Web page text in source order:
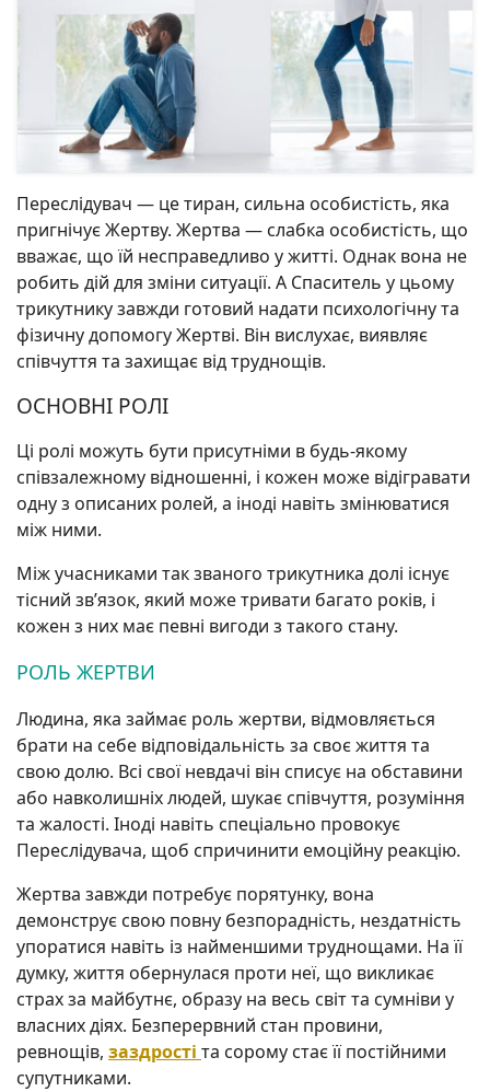
Переслідувач — це тиран, сильна особистість, яка
пригнічує Жертву. Жертва — слабка особистість, що
вважає, що їй несправедливо у житті. Однак вона не
робить дій для зміни ситуації. А Спаситель у цьому
трикутнику завжди готовий надати психологічну та
фізичну допомогу Жертві. Він вислухає, виявляє
співчуття та захищає від труднощів.
ОСНОВНІ РОЛІ
Ці ролі можуть бути присутніми в будь-якому
співзалежному відношенні, і кожен може відігравати
одну з описаних ролей, а іноді навіть змінюватися
між ними.
Між учасниками так званого трикутника долі існує
тісний зв’язок, який може тривати багато років, і
кожен з них має певні вигоди з такого стану.
РОЛЬ ЖЕРТВИ
Людина, яка займає роль жертви, відмовляється
брати на себе відповідальність за своє життя та
свою долю. Всі свої невдачі він списує на обставини
або навколишніх людей, шукає співчуття, розуміння
та жалості. Іноді навіть спеціально провокує
Переслідувача, щоб спричинити емоційну реакцію.
Жертва завжди потребує порятунку, вона
демонструє свою повну безпорадність, нездатність
упоратися навіть із найменшими труднощами. На її
думку, життя обернулася проти неї, що викликає
страх за майбутнє, образу на весь світ та сумніви у
власних діях. Безперервний стан провини,
ревнощів, заздрості та сорому стає її постійними
супутниками.